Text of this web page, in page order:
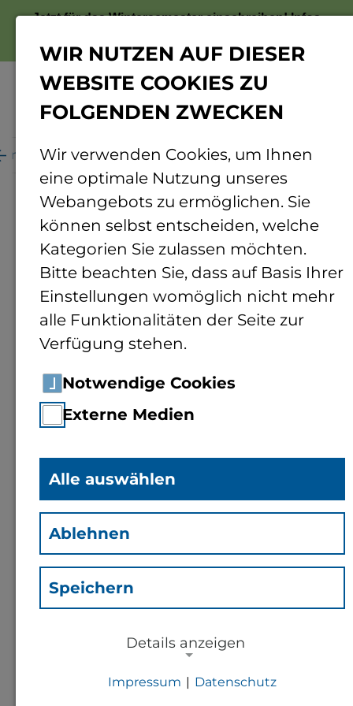
Jetzt für das Wintersemester einschreiben!Infos
Personenverzeichnis Personendetails
Dagmar Seuthe
Studierendenservice
WIR NUTZEN AUF DIESER
WEBSITE COOKIES ZU
FOLGENDEN ZWECKEN
Wir verwenden Cookies, um Ihnen
eine optimale Nutzung unseres
Webangebots zu ermöglichen. Sie
können selbst entscheiden, welche
Kategorien Sie zulassen möchten.
Bitte beachten Sie, dass auf Basis Ihrer
Einstellungen womöglich nicht mehr
alle Funktionalitäten der Seite zur
Verfügung stehen.
Notwendige Cookies
Externe Medien
Alle auswählen
Ablehnen
Speichern
Details anzeigen
Impressum | Datenschutz